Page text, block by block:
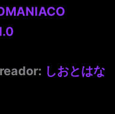
しおとはな